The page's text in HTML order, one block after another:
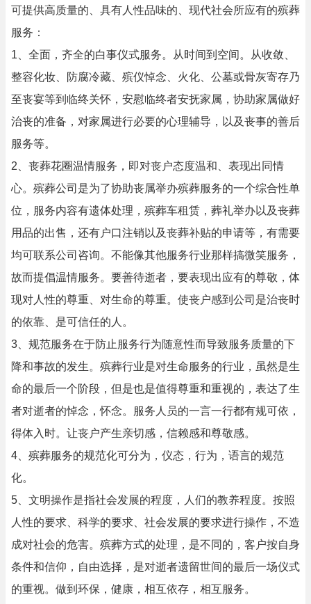
可提供高质量的、具有人性品味的、现代社会所应有的殡葬
服务：
1、全面，齐全的白事仪式服务。从时间到空间。从收敛、
整容化妆、防腐冷藏、殡仪悼念、火化、公墓或骨灰寄存乃
至丧宴等到临终关怀，安慰临终者安抚家属，协助家属做好
治丧的准备，对家属进行必要的心理辅导，以及丧事的善后
服务等。
2、丧葬花圈温情服务，即对丧户态度温和、表现出同情
心。殡葬公司是为了协助丧属举办殡葬服务的一个综合性单
位，服务内容有遗体处理，殡葬车租赁，葬礼举办以及丧葬
用品的出售，还有户口注销以及丧葬补贴的申请等，有需要
均可联系公司咨询。不能像其他服务行业那样搞微笑服务，
故而提倡温情服务。要善待逝者，要表现出应有的尊敬，体
现对人性的尊重、对生命的尊重。使丧户感到公司是治丧时
的依靠、是可信任的人。
3、规范服务在于防止服务行为随意性而导致服务质量的下
降和事故的发生。殡葬行业是对生命服务的行业，虽然是生
命的最后一个阶段，但是也是值得尊重和重视的，表达了生
者对逝者的悼念，怀念。服务人员的一言一行都有规可依，
得体入时。让丧户产生亲切感，信赖感和尊敬感。
4、殡葬服务的规范化可分为，仪态，行为，语言的规范
化。
5、文明操作是指社会发展的程度，人们的教养程度。按照
人性的要求、科学的要求、社会发展的要求进行操作，不造
成对社会的危害。殡葬方式的处理，是不同的，客户按自身
条件和信仰，自由选择，是对逝者遗留世间的最后一场仪式
的重视。做到环保，健康，相互依存，相互服务。